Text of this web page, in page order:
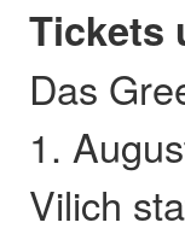
Tickets
Das
1.
Vilich